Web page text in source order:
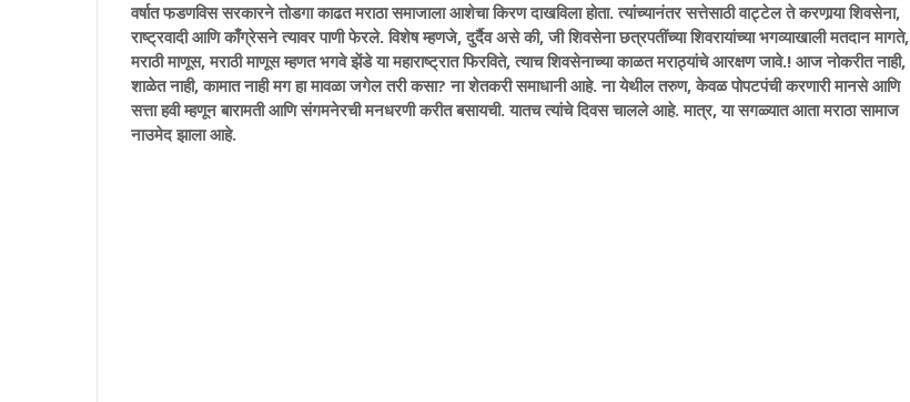
वर्षात फडणविस सरकारने तोडगा काढत मराठा समाजाला आशेचा किरण दाखविला होता. त्यांच्यानंतर सत्तेसाठी वाट्टेल ते करणार्‍या शिवसेना,
राष्ट्रवादी आणि काँग्रेसने त्यावर पाणी फेरले. विशेष म्हणजे, दुर्दैव असे की, जी शिवसेना छत्रपतींच्या शिवरायांच्या भगव्याखाली मतदान मागते,
मराठी माणूस, मराठी माणूस म्हणत भगवे झेंडे या महाराष्ट्रात फिरविते, त्याच शिवसेनाच्या काळत मराठ्यांचे आरक्षण जावे.! आज नोकरीत नाही,
शाळेत नाही, कामात नाही मग हा मावळा जगेल तरी कसा? ना शेतकरी समाधानी आहे. ना येथील तरुण, केवळ पोपटपंची करणारी मानसे आणि
सत्ता हवी म्हणून बारामती आणि संगमनेरची मनधरणी करीत बसायची. यातच त्यांचे दिवस चालले आहे. मात्र, या सगळ्यात आता मराठा सामाज
नाउमेद झाला आहे.